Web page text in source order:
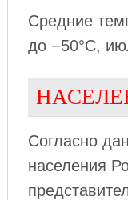
Средние
до −50°C,
Согласно
населения